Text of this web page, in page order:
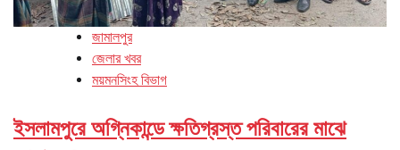
জামালপুর
জেলার খবর
ময়মনসিংহ বিভাগ
ইসলামপুরে অগ্নিকান্ডে ক্ষতিগ্রস্ত পরিবারের মাঝে